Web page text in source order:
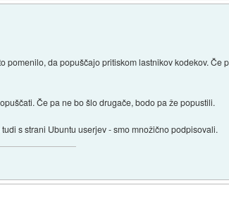
pomenilo, da popuščajo pritiskom lastnikov kodekov. Če
Če pa ne bo šlo drugače, bodo pa že popustili.
s strani Ubuntu userjev - smo množično podpisovali.